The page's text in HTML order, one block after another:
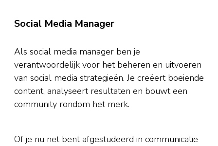
Social Media Manager
Als social media manager ben je
verantwoordelijk voor het beheren en uitvoeren
van social media strategieën. Je creëert boeiende
content, analyseert resultaten en bouwt een
community rondom het merk.
Of je nu net bent afgestudeerd in communicatie